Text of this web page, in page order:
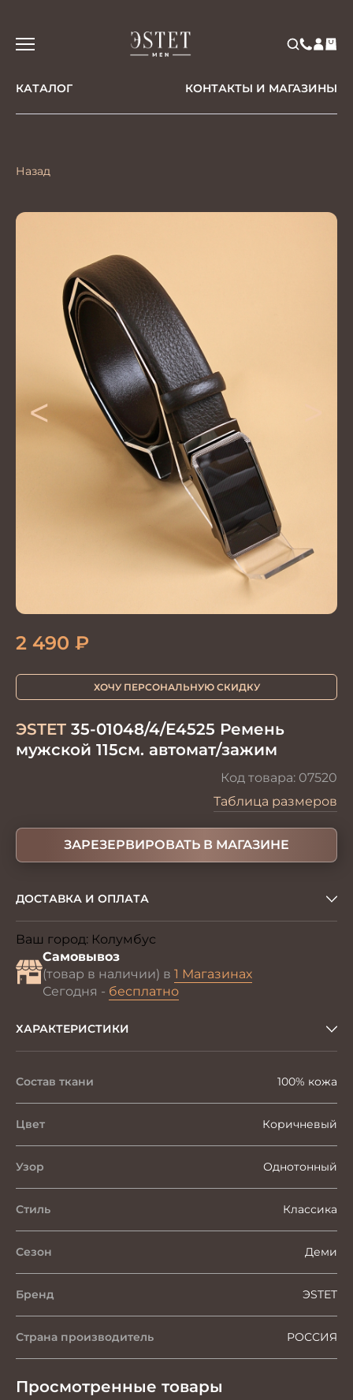
КАТАЛОГ КОНТАКТЫ И МАГАЗИНЫ
Назад
<
ЭSTET 35-01048/4/Е4525 Ремень
мужской 115см. автомат/зажим
Код товара: 07520
2 490 ₽
ХОЧУ ПЕРСОНАЛЬНУЮ СКИДКУ
Таблица размеров
ЗАРЕЗЕРВИРОВАТЬ В МАГАЗИНЕ
ДОСТАВКА И ОПЛАТА
Ваш город: Колумбус
Самовывоз
(товар в наличии) в 1 Магазинах
Сегодня - бесплатно
ХАРАКТЕРИСТИКИ
Состав ткани 100% кожа
Цвет Коричневый
Узор Однотонный
Стиль Классика
Сезон Деми
Бренд ЭSTET
Страна производитель РОССИЯ
Просмотренные товары